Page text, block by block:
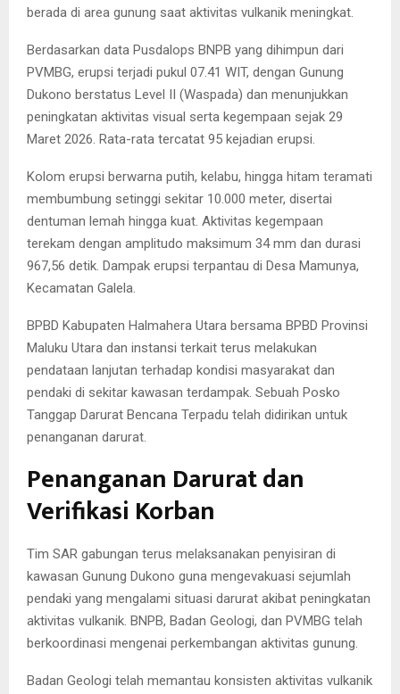
berada di area gunung saat aktivitas vulkanik meningkat.
Berdasarkan data Pusdalops BNPB yang dihimpun dari
PVMBG, erupsi terjadi pukul 07.41 WIT, dengan Gunung
Dukono berstatus Level II (Waspada) dan menunjukkan
peningkatan aktivitas visual serta kegempaan sejak 29
Maret 2026. Rata-rata tercatat 95 kejadian erupsi.
Kolom erupsi berwarna putih, kelabu, hingga hitam teramati
membumbung setinggi sekitar 10.000 meter, disertai
dentuman lemah hingga kuat. Aktivitas kegempaan
terekam dengan amplitudo maksimum 34 mm dan durasi
967,56 detik. Dampak erupsi terpantau di Desa Mamunya,
Kecamatan Galela.
BPBD Kabupaten Halmahera Utara bersama BPBD Provinsi
Maluku Utara dan instansi terkait terus melakukan
pendataan lanjutan terhadap kondisi masyarakat dan
pendaki di sekitar kawasan terdampak. Sebuah Posko
Tanggap Darurat Bencana Terpadu telah didirikan untuk
penanganan darurat.
Penanganan Darurat dan
Verifikasi Korban
Tim SAR gabungan terus melaksanakan penyisiran di
kawasan Gunung Dukono guna mengevakuasi sejumlah
pendaki yang mengalami situasi darurat akibat peningkatan
aktivitas vulkanik. BNPB, Badan Geologi, dan PVMBG telah
berkoordinasi mengenai perkembangan aktivitas gunung.
Badan Geologi telah memantau konsisten aktivitas vulkanik